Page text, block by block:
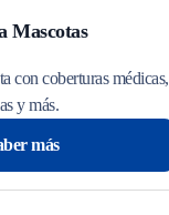
Mascotas
con coberturas médicas,
y más.
más